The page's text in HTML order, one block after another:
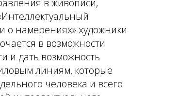
в живописи,
о намерениях» художники
в возможности
и дать возможность
линиям, которые
человека и всего